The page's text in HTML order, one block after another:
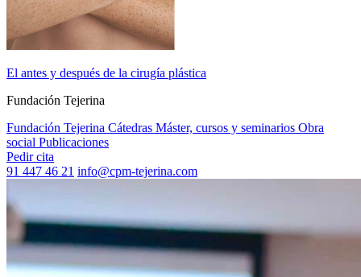
El antes y después de la cirugía plástica
Fundación Tejerina
Fundación Tejerina Cátedras Máster, cursos y seminarios Obra
social Publicaciones
Pedir cita
91 447 46 21 info@cpm-tejerina.com